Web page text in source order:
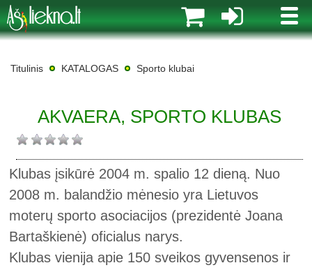
MENIU
Titulinis KATALOGAS Sporto klubai
AKVAERA, SPORTO KLUBAS
Klubas įsikūrė 2004 m. spalio 12 dieną. Nuo
2008 m. balandžio mėnesio yra Lietuvos
moterų sporto asociacijos (prezidentė Joana
Bartaškienė) oficialus narys.
Klubas vienija apie 150 sveikos gyvensenos ir